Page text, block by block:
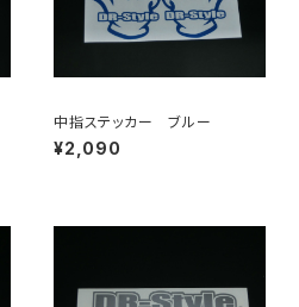
中指ステッカー ブルー
¥2,090